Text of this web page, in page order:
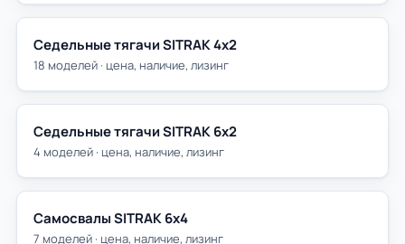
Седельные тягачи SITRAK 4х2
18 моделей · цена, наличие, лизинг
Седельные тягачи SITRAK 6х2
4 моделей · цена, наличие, лизинг
Самосвалы SITRAK 6х4
7 моделей · цена, наличие, лизинг